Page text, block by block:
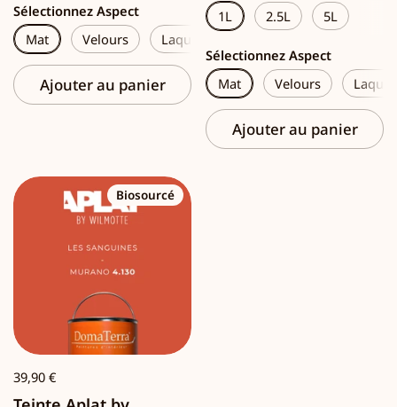
Sélectionnez Aspect
Mat
Velours Laque
Ajouter au panier
1L
2.5L 5L
Sélectionnez Aspect
Mat
Velours Laque
Ajouter au panier
39,90 €
Biosourcé